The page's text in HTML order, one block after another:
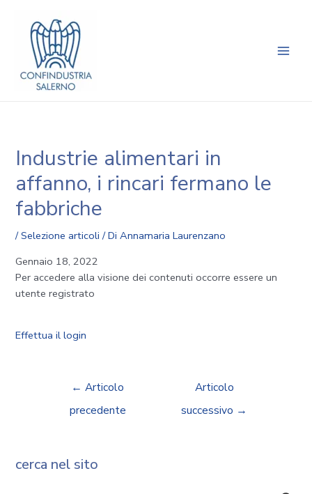
contenuto
Industrie alimentari in
affanno, i rincari fermano le
fabbriche
/Selezione articoli / DiAnnamaria Laurenzano
Gennaio 18, 2022
Per accedere alla visione dei contenuti occorre essere un
utente registrato
Effettua il login
articoli
← Articolo
precedente
Articolo
successivo →
cerca nel sito